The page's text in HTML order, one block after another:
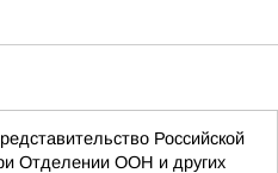
Российской
Отделении ООН и других